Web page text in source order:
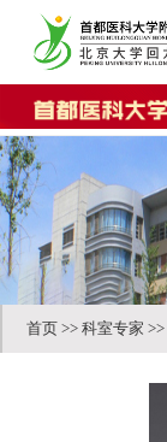
首页 >> 科室专家 >>